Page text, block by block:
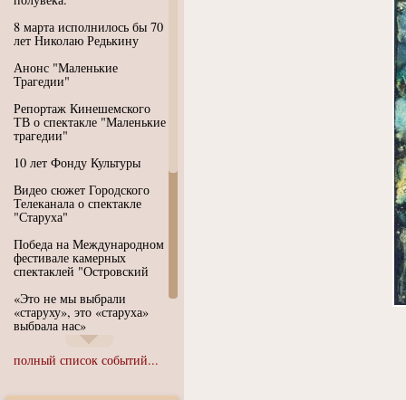
8 марта исполнилось бы 70
лет Николаю Редькину
Анонс "Маленькие
Трагедии"
Репортаж Кинешемского
ТВ о спектакле "Маленькие
трагедии"
10 лет Фонду Культуры
Видео сюжет Городского
Телеканала о спектакле
"Старуха"
Победа на Международном
фестивале камерных
спектаклей "Островский
«Это не мы выбрали
«старуху», это «старуха»
выбрала нас»
Иммерсивный спектакль
"Язык чистого полета
полный список событий...